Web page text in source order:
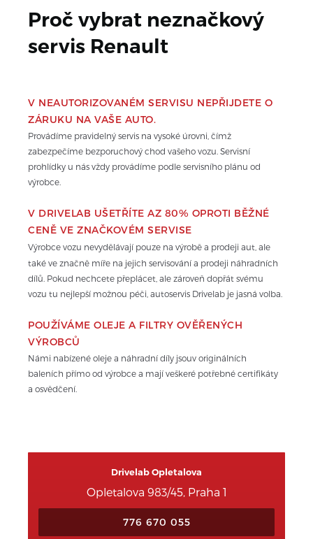
Proč vybrat neznačkový
servis Renault
V NEAUTORIZOVANÉM SERVISU NEPŘIJDETE O
ZÁRUKU NA VAŠE AUTO.
Provádíme pravidelný servis na vysoké úrovni, čímž
zabezpečíme bezporuchový chod vašeho vozu. Servisní
prohlídky u nás vždy provádíme podle servisního plánu od
výrobce.
V DRIVELAB UŠETŘÍTE AZ 80% OPROTI BĚŽNÉ
CENĚ VE ZNAČKOVÉM SERVISE
Výrobce vozu nevydělávají pouze na výrobě a prodeji aut, ale
také ve značně míře na jejich servisování a prodeji náhradních
dílů. Pokud nechcete přeplácet, ale zároveň dopřát svému
vozu tu nejlepší možnou péči, autoservis Drivelab je jasná volba.
POUŽÍVÁME OLEJE A FILTRY OVĚŘENÝCH
VÝROBCŮ
Námi nabízené oleje a náhradní díly jsouv originálních
baleních přímo od výrobce a mají veškeré potřebné certifikáty
a osvědčení.
Drivelab Opletalova
Opletalova 983/45, Praha 1
776 670 055